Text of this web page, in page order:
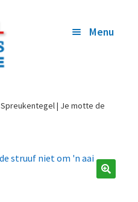
Menu
Spreukentegel | Je motte de